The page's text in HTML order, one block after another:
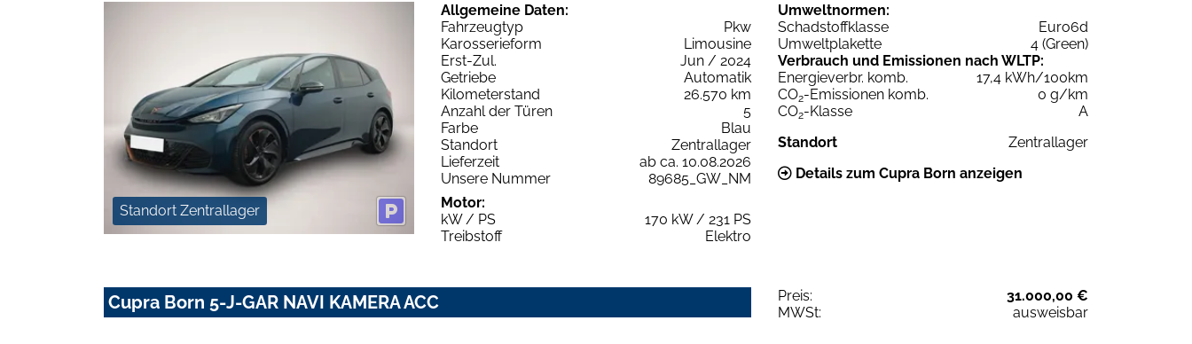
Standort Zentrallager
Allgemeine Daten:
Fahrzeugtyp
Pkw
Karosserieform
Limousine
Erst-Zul.
Jun / 2024
Getriebe
Automatik
Kilometerstand
26.570 km
Anzahl der Türen
5
Farbe
Blau
Standort
Zentrallager
Lieferzeit
ab ca. 10.08.2026
Unsere Nummer
89685_GW_NM
Motor:
kW / PS
170 kW / 231 PS
Treibstoff
Elektro
Umweltnormen:
Schadstoffklasse
Euro6d
Umweltplakette
4 (Green)
Verbrauch und Emissionen nach WLTP:
Energieverbr. komb.
17,4 kWh/100km
CO2-Emissionen komb.
0 g/km
CO2-Klasse
A
Standort
Zentrallager
Details zum Cupra Born anzeigen
Cupra Born 5-J-GAR NAVI KAMERA ACC Preis:
31.000,00 €
MWSt:
ausweisbar